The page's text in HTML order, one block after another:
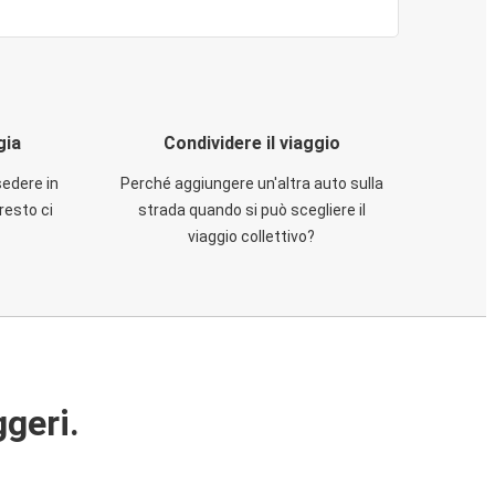
in
ci
Condividere il viaggio
Perché aggiungere un'altra auto sulla
strada quando si può scegliere il
viaggio collettivo?